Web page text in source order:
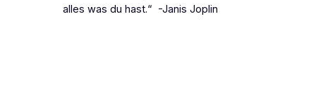
alles was du hast.“ -Janis Joplin